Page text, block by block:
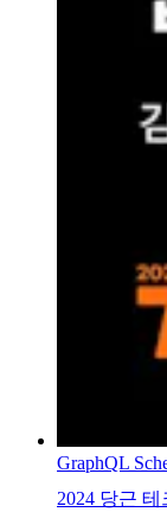
GraphQL
2024 당근 테